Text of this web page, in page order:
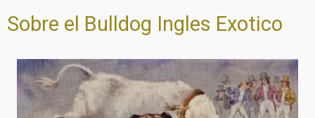
Sobre el Bulldog Ingles Exotico